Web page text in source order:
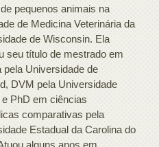
pequenos animais na
de Medicina Veterinária da
de Wisconsin. Ela
seu título de mestrado em
pela Universidade de
DVM pela Universidade
e PhD em ciências
comparativas pela
Estadual da Carolina do
alguns anos em